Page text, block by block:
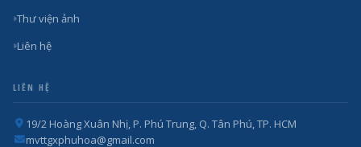
Thư viện ảnh
Liên hệ
LIÊN HỆ
19/2 Hoàng Xuân Nhị, P. Phú Trung, Q. Tân Phú, TP. HCM
mvttgxphuhoa@gmail.com